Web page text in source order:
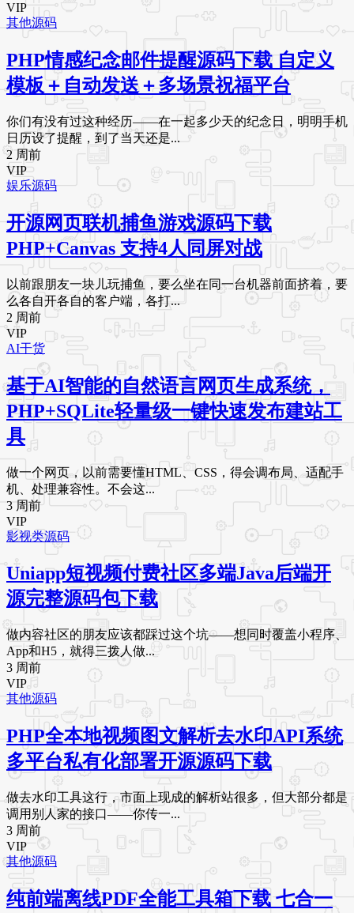
VIP
其他源码
PHP情感纪念邮件提醒源码下载 自定义
模板＋自动发送＋多场景祝福平台
你们有没有过这种经历——在一起多少天的纪念日，明明手机
日历设了提醒，到了当天还是...
2 周前
VIP
娱乐源码
开源网页联机捕鱼游戏源码下载
PHP+Canvas 支持4人同屏对战
以前跟朋友一块儿玩捕鱼，要么坐在同一台机器前面挤着，要
么各自开各自的客户端，各打...
2 周前
VIP
AI干货
基于AI智能的自然语言网页生成系统，
PHP+SQLite轻量级一键快速发布建站工
具
做一个网页，以前需要懂HTML、CSS，得会调布局、适配手
机、处理兼容性。不会这...
3 周前
VIP
影视类源码
Uniapp短视频付费社区多端Java后端开
源完整源码包下载
做内容社区的朋友应该都踩过这个坑——想同时覆盖小程序、
App和H5，就得三拨人做...
3 周前
VIP
其他源码
PHP全本地视频图文解析去水印API系统
多平台私有化部署开源源码下载
做去水印工具这行，市面上现成的解析站很多，但大部分都是
调用别人家的接口——你传一...
3 周前
VIP
其他源码
纯前端离线PDF全能工具箱下载 七合一